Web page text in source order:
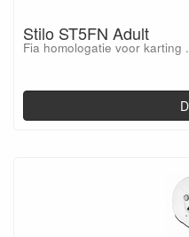
Stilo ST5FN Adult
Fia homologatie voor karting